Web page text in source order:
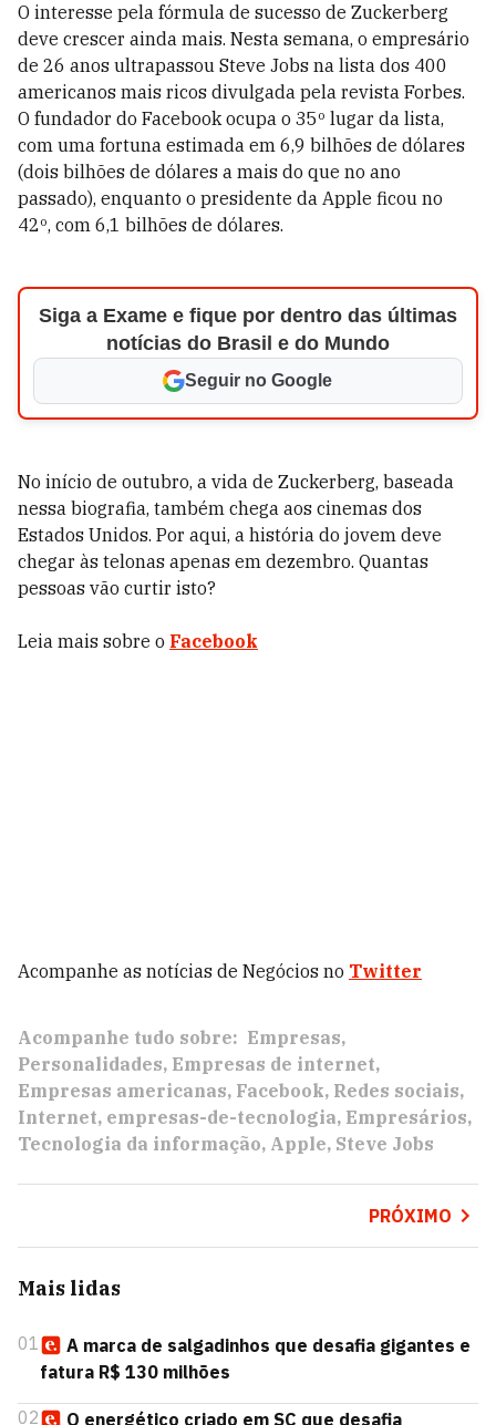
O interesse pela fórmula de sucesso de Zuckerberg
deve crescer ainda mais. Nesta semana, o empresário
de 26 anos ultrapassou Steve Jobs na lista dos 400
americanos mais ricos divulgada pela revista Forbes.
O fundador do Facebook ocupa o 35º lugar da lista,
com uma fortuna estimada em 6,9 bilhões de dólares
(dois bilhões de dólares a mais do que no ano
passado), enquanto o presidente da Apple ficou no
42º, com 6,1 bilhões de dólares.
Siga a Exame e fique por dentro das últimas
notícias do Brasil e do Mundo
Seguir no Google
No início de outubro, a vida de Zuckerberg, baseada
nessa biografia, também chega aos cinemas dos
Estados Unidos. Por aqui, a história do jovem deve
chegar às telonas apenas em dezembro. Quantas
pessoas vão curtir isto?
Leia mais sobre o Facebook
Acompanhe as notícias de Negócios no Twitter
Acompanhe tudo sobre: Empresas
Personalidades Empresas de internet
Empresas americanas Facebook Redes sociais
Internet empresas-de-tecnologia Empresários
Tecnologia da informação Apple Steve Jobs
PRÓXIMO
Mais lidas
01
A marca de salgadinhos que desafia gigantes e
fatura R$ 130 milhões
02 O energético criado em SC que desafia